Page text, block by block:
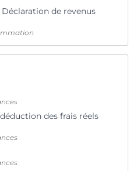
de revenus
des frais réels